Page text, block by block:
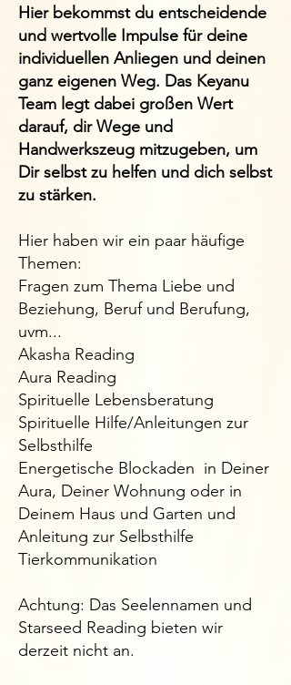
Hier bekommst du entscheidende
und wertvolle Impulse für deine
individuellen Anliegen und deinen
ganz eigenen Weg. Das Keyanu
Team legt dabei großen Wert
darauf, dir Wege und
Handwerkszeug mitzugeben, um
Dir selbst zu helfen und dich selbst
zu stärken.​
Hier haben wir ein paar häufige
Themen:
Fragen zum Thema Liebe und
Beziehung, Beruf und Berufung,
uvm...
​Akasha Reading
Aura Reading
Spirituelle Lebensberatung
Spirituelle Hilfe/Anleitungen zur
Selbsthilfe ​​​
Energetische Blockaden in Deiner
Aura, Deiner Wohnung oder in
Deinem Haus und Garten und
Anleitung zur Selbsthilfe
Tierkommunikation
​Achtung: Das Seelennamen und
Starseed Reading bieten wir
derzeit nicht an.